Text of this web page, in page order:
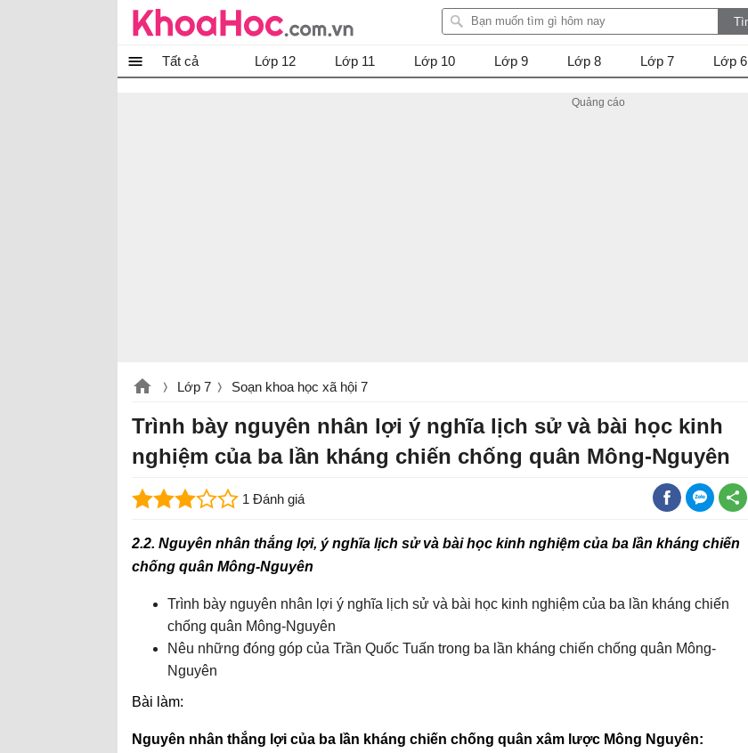
Tất cả Lớp 12 Lớp 11 Lớp 10 Lớp 9 Lớp 8 Lớp 7 Lớp 6
Lớp 7 Soạn khoa học xã hội 7
Trình bày nguyên nhân lợi ý nghĩa lịch sử và bài học kinh
nghiệm của ba lần kháng chiến chống quân Mông-Nguyên
1 Đánh giá
2.2. Nguyên nhân thắng lợi, ý nghĩa lịch sử và bài học kinh nghiệm của ba lần kháng chiến
chống quân Mông-Nguyên
Trình bày nguyên nhân lợi ý nghĩa lịch sử và bài học kinh nghiệm của ba lần kháng chiến
chống quân Mông-Nguyên
Nêu những đóng góp của Trần Quốc Tuấn trong ba lần kháng chiến chống quân Mông-
Nguyên
Bài làm:
Nguyên nhân thắng lợi của ba lần kháng chiến chống quân xâm lược Mông Nguyên: